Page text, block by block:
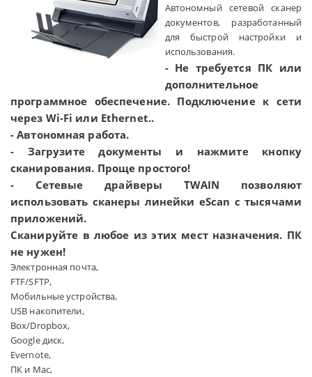
Автономный сетевой сканер
документов, разработанный
для быстрой настройки и
использования.
- Не требуется ПК или
дополнительное
программное обеспечение. Подключение к сети
через Wi-Fi или Ethernet..
- Автономная работа.
- Загрузите документы и нажмите кнопку
сканирования. Проще простого!
- Сетевые драйверы TWAIN позволяют
использовать сканеры линейки eScan с тысячами
приложений.
Сканируйте в любое из этих мест назначения. ПК
не нужен!
Электронная почта,
FTF/SFTP,
Мобильные устройства,
USB накопители,
Box/Dropbox,
Google диск,
Evernote,
ПК и Мас,